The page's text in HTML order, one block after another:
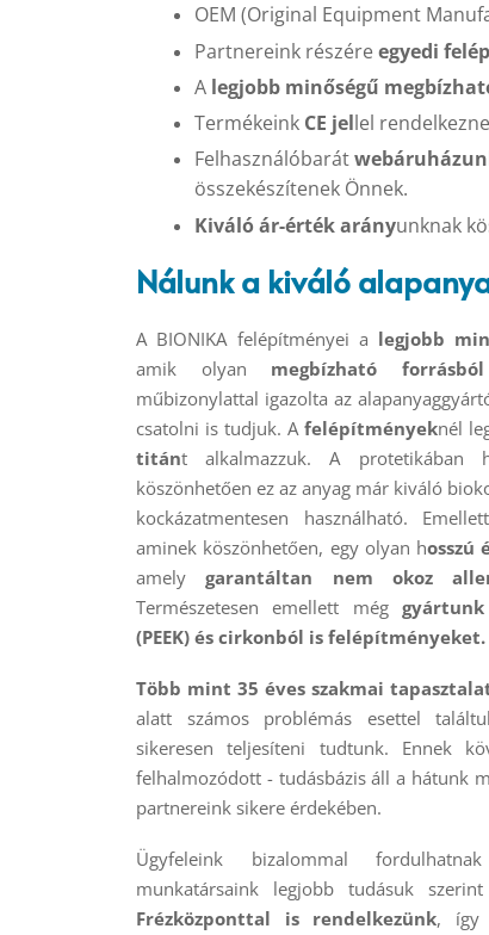
OEM (Original Equipment
Partnereink részéreegyedi
A legjobb minőségű
TermékeinkCE jellel
Felhasználóbarát
összekészítenek Önnek.
Kiváló ár-érték arányunknak
Nálunk a kiváló
A BIONIKA felépítményei a legjobb
amik olyan megbízható forrásból
műbizonylattal igazolta az
csatolni is tudjuk. A felépítményeknél
titánt alkalmazzuk. A protetikában
köszönhetően ez az anyag már kiváló
kockázatmentesen használható.
aminek köszönhetően, egy olyan hosszú
amelygarantáltan nem okoz
Természetesen emellett méggyártunk
(PEEK) és cirkonból is felépítményeket.
Több mint 35 éves szakmai
alatt számos problémás esettel
sikeresen teljesíteni tudtunk. Ennek
felhalmozódott - tudásbázis áll a hátunk
partnereink sikere érdekében.
Ügyfeleink bizalommal
munkatársaink legjobb tudásuk
Frézközponttal is rendelkezünk, így